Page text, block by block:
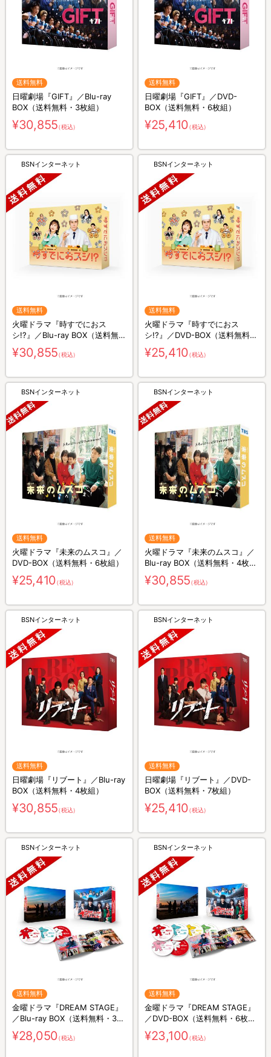
送料無料
日曜劇場『GIFT』／Blu-ray
BOX（送料無料・3枚組）
¥30,855（税込）
送料無料
日曜劇場『GIFT』／DVD-
BOX（送料無料・6枚組）
¥25,410（税込）
BSNインターネット
送料無料
火曜ドラマ『時すでにおス
シ!?』／Blu-ray BOX（送料無
料・3枚組）
¥30,855（税込）
BSNインターネット
送料無料
火曜ドラマ『時すでにおス
シ!?』／DVD-BOX（送料無料・
6枚組）
¥25,410（税込）
BSNインターネット
送料無料
火曜ドラマ『未来のムスコ』／
DVD-BOX（送料無料・6枚組）
¥25,410（税込）
BSNインターネット
送料無料
火曜ドラマ『未来のムスコ』／
Blu-ray BOX（送料無料・4枚
組）
¥30,855（税込）
BSNインターネット
送料無料
日曜劇場『リブート』／Blu-ray
BOX（送料無料・4枚組）
¥30,855（税込）
BSNインターネット
送料無料
日曜劇場『リブート』／DVD-
BOX（送料無料・7枚組）
¥25,410（税込）
BSNインターネット
送料無料
金曜ドラマ『DREAM STAGE』
／Blu-ray BOX（送料無料・3枚
組）
¥28,050（税込）
BSNインターネット
送料無料
金曜ドラマ『DREAM STAGE』
／DVD-BOX（送料無料・6枚
組）
¥23,100（税込）